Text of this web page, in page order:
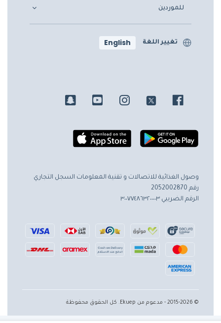
للموردين
تغيير اللغة English
وصول الغذائية للاتصالات و تقنية المعلومات السجل التجاري
رقم 2052002870
الرقم الضريبي ٣٠٠٧٧٤٨٦٣٢٠٠٠٠٣
© 2015-2026 - مدعوم من Ekuep. كل الحقوق محفوظة